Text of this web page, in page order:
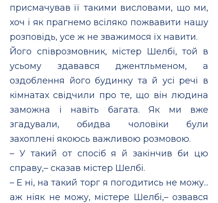
присмачував її такими висловами, що ми,
хоч і як прагнемо всіляко пожвавити нашу
розповідь, усе ж не зважимося їх навити.
Його співрозмовник, містер Шелбі, той в
усьому здавався джентльменом, а
оздоблення його будинку та й усі речі в
кімнатах свідчили про те, що він людина
заможна і навіть багата. Як ми вже
згадували, обидва чоловіки були
захоплені якоюсь важливою розмовою.
– У такий от спосіб я й закінчив би цю
справу,– сказав містер Шелбі.
– Е ні, на такий торг я погодитись не можу...
аж ніяк не можу, містере Шелбі,– озвався